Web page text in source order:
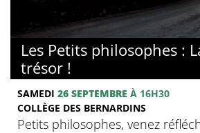
Les Petits philosophes :
trésor !
SAMEDI 26 SEPTEMBRE À 16H30
COLLÈGE DES BERNARDINS
Petits philosophes, venez